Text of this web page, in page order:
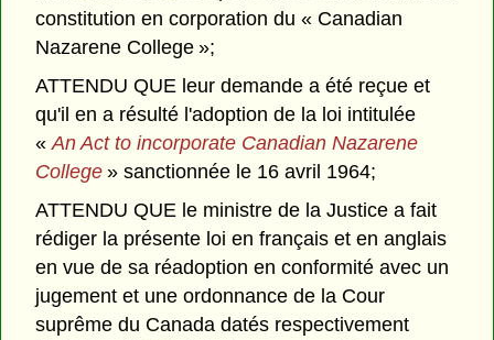
constitution en corporation du « Canadian
Nazarene College »;
ATTENDU QUE leur demande a été reçue et
qu'il en a résulté l'adoption de la loi intitulée
«An Act to incorporate Canadian Nazarene
College » sanctionnée le 16 avril 1964;
ATTENDU QUE le ministre de la Justice a fait
rédiger la présente loi en français et en anglais
en vue de sa réadoption en conformité avec un
jugement et une ordonnance de la Cour
suprême du Canada datés respectivement